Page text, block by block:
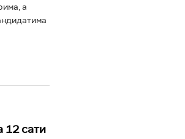
а
12 сати